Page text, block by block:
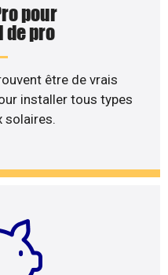
pour
de pro
être de vrais
installer tous types
solaires.